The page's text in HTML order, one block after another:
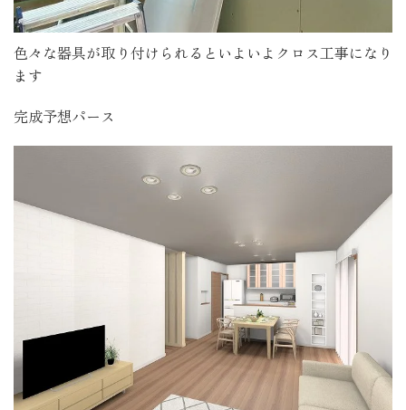
色々な器具が取り付けられるといよいよクロス工事になり
ます
完成予想パース